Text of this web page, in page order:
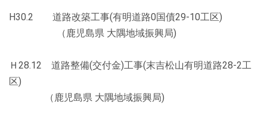
H30.2 道路改築工事(有明道路0国債29-10工区)
（鹿児島県 大隅地域振興局)
Ｈ28.12 道路整備(交付金)工事(末吉松山有明道路28-2工
区)
（鹿児島県 大隅地域振興局)